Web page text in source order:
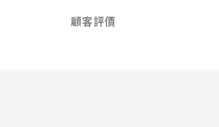
顧客評價